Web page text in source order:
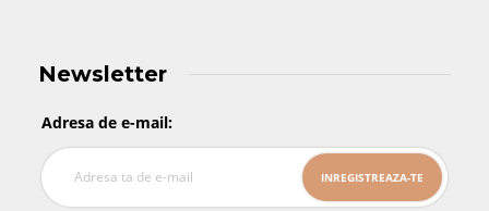
Newsletter
Adresa de e-mail: